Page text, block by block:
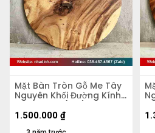
Mặt Bàn Tròn Gỗ Me Tây
Nguyên Khối Đường Kính
74 Dày 3.8 (cm)
1.500.000 ₫